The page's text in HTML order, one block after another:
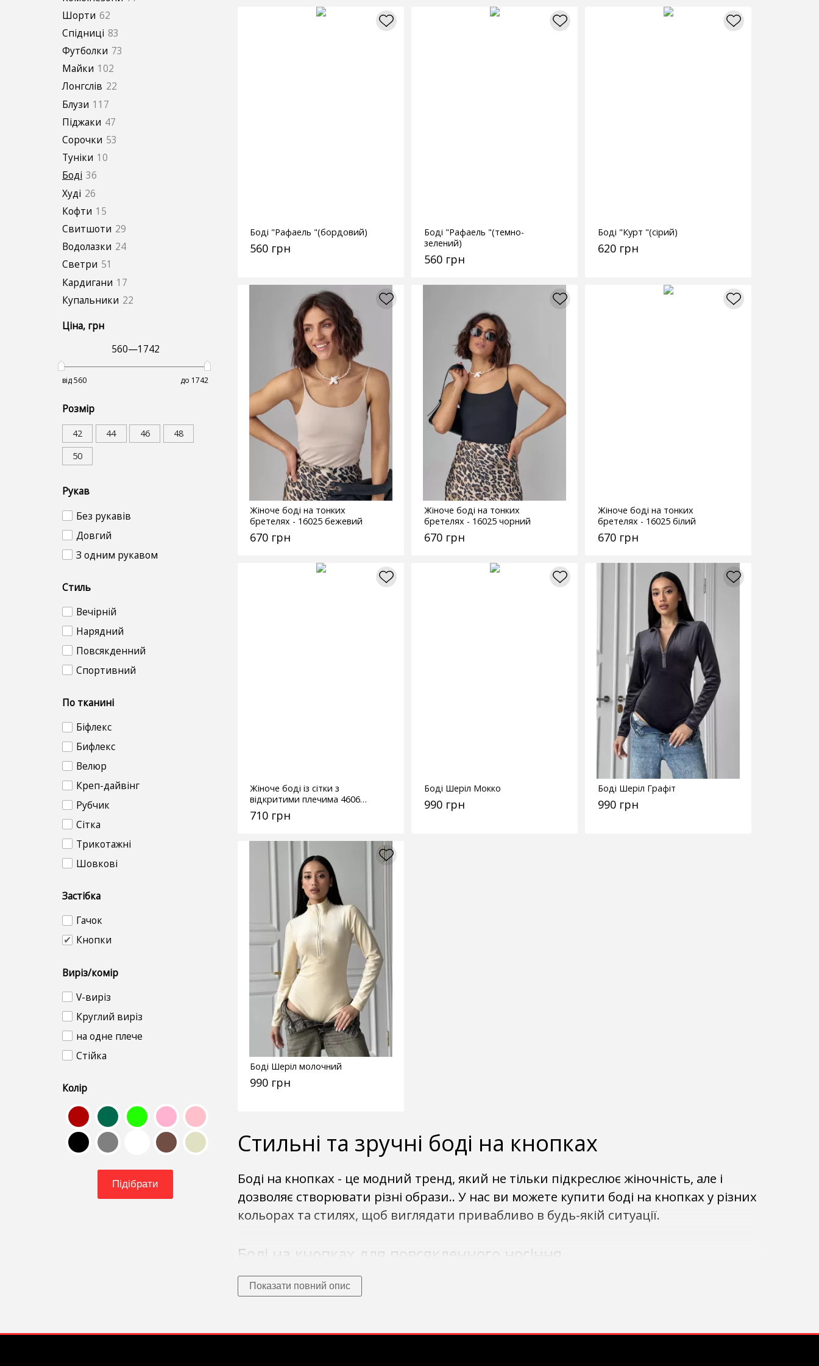
Шорти 62
Спідниці 83
Футболки 73
Майки 102
Лонгслів 22
Блузи 117
Піджаки 47
Сорочки 53
Туніки 10
Боді 36
Худі 26
Кофти 15
Свитшоти 29
Водолазки 24
Светри 51
Кардигани 17
Купальники 22
Ціна, грн
560—1742
від 560 до 1742
Розмір
42 44 46
48
50
Рукав
Без рукавів
Довгий
З одним рукавом
Стиль
Вечірній
Нарядний
Повсякденний
Спортивний
По тканині
Біфлекс
Бифлекс
Велюр
Креп-дайвінг
Рубчик
Сітка
Трикотажні
Шовкові
Застібка
Гачок
Кнопки
Виріз/комір
V-виріз
Круглий виріз
на одне плече
Стійка
Колір
Підібрати
Боді "Рафаель "(бордовий)
560 грн
Боді "Рафаель "(темно-
зелений)
560 грн
Боді "Курт "(сірий)
620 грн
Жіноче боді на тонких
бретелях - 16025 бежевий
670 грн
Жіноче боді на тонких
бретелях - 16025 чорний
670 грн
Жіноче боді на тонких
бретелях - 16025 білий
670 грн
Жіноче боді із сітки з
відкритими плечима 4606
молочний
710 грн
Боді Шеріл Мокко
990 грн
Боді Шеріл Графіт
990 грн
Боді Шеріл молочний
990 грн
Стильні та зручні боді на кнопках
Боді на кнопках - це модний тренд, який не тільки підкреслює жіночність, але і
дозволяє створювати різні образи.. У нас ви можете купити боді на кнопках у різних
кольорах та стилях, щоб виглядати привабливо в будь-якій ситуації.
Боді на кнопках для повсякденного носіння
Наші боді на кнопках підійдуть для повсякденного носіння. Ви можете поєднувати
їх з джинсами, спідницями чи шортами. Вони також ідеально підходять для
Показати повний опис